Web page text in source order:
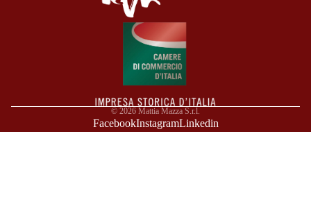
© 2026 Mattia Mazza S.r.l.
FacebookInstagramLinkedin